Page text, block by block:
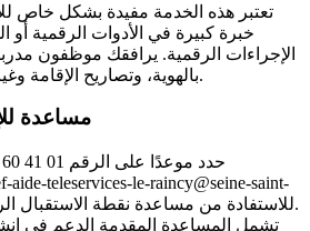
تعتبر هذه الخدمة مفيدة بشكل خاص
خبرة كبيرة في الأدوات الرقمية
الإجراءات الرقمية. يرافقك موظفون
بالهوية، وتصاريح الإقامة وغيرها من الإجراءات الإدارية.
مساعدة
denis.gouv.fr للاستفادة من مساعدة نقطة الاستقبال الرقمية.
تشمل المساعدة المقدمة الدعم في